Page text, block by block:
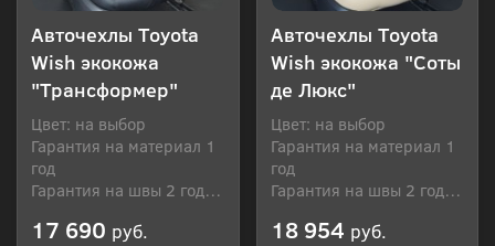
Авточехлы Toyota
Wish экокожа
"Трансформер"
Цвет: на выбор
Гарантия на материал 1
год
Гарантия на швы 2 года
17 690 руб.
Авточехлы Toyota
Wish экокожа "Соты
де Люкс"
Цвет: на выбор
Гарантия на материал 1
год
Гарантия на швы 2 года
18 954 руб.